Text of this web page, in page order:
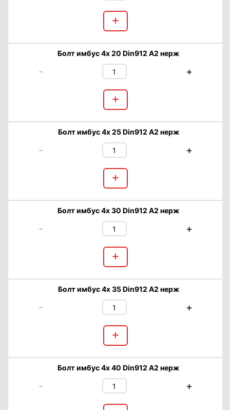
+
Болт имбус 4х 20 Din912 А2 нерж
- +
+
Болт имбус 4х 25 Din912 А2 нерж
- +
+
Болт имбус 4х 30 Din912 А2 нерж
- +
+
Болт имбус 4х 35 Din912 А2 нерж
- +
+
Болт имбус 4х 40 Din912 А2 нерж
- +